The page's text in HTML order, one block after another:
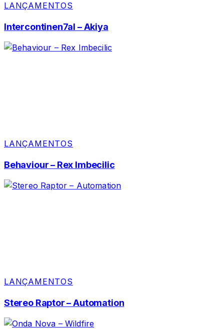
LANÇAMENTOS
Intercontinen7al – Akiya
LANÇAMENTOS
Behaviour – Rex Imbecilic
LANÇAMENTOS
Stereo Raptor – Automation